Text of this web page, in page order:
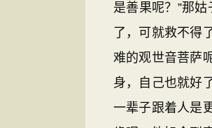
是善果呢？”那
了，可就救不得
难的观世音菩萨
身，自己也就好
一辈子跟着人是